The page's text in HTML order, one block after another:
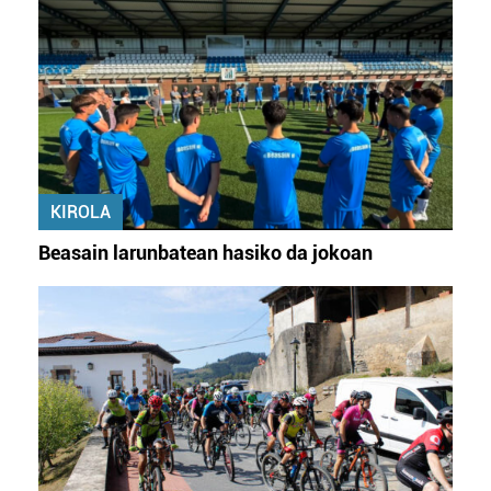
zure baimena Cookieen adierazpenean.
Webgune honek cookie propioak eta hirugarrenen cookie-
fitxategiak erabiltzen ditu. Zure esperientzia eta
zerbitzuak hobetzeko asmoz, cookie teknologiaz
baliatzen gara. Ohar hau onartuz gero, teknologia hori
erabiltzeko baimen esplizitua ematen diguzu.Gehiago
irakurri
KIROLA
Beasain larunbatean hasiko da jokoan